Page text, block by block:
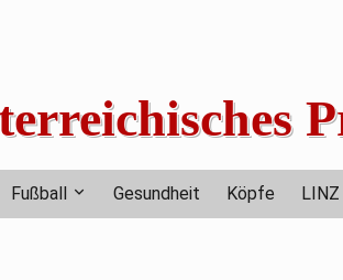
Fußball Gesundheit Köpfe LINZ